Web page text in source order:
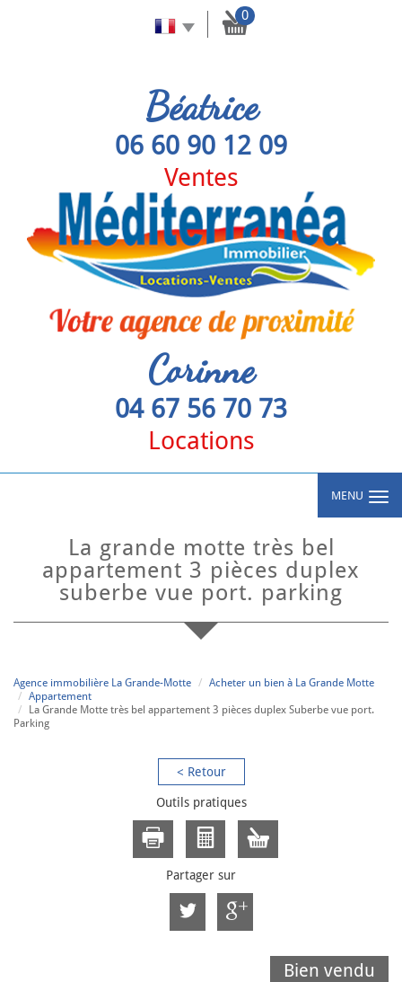
0
Béatrice
06 60 90 12 09
Ventes
Corinne
04 67 56 70 73
Locations
MENU
la grande motte très bel
appartement 3 pièces duplex
suberbe vue port. parking
Agence immobilière La Grande-Motte
Acheter un bien à La Grande Motte
Appartement
La Grande Motte très bel appartement 3 pièces duplex Suberbe vue port.
Parking
< Retour
Outils pratiques
Partager sur
Bien vendu